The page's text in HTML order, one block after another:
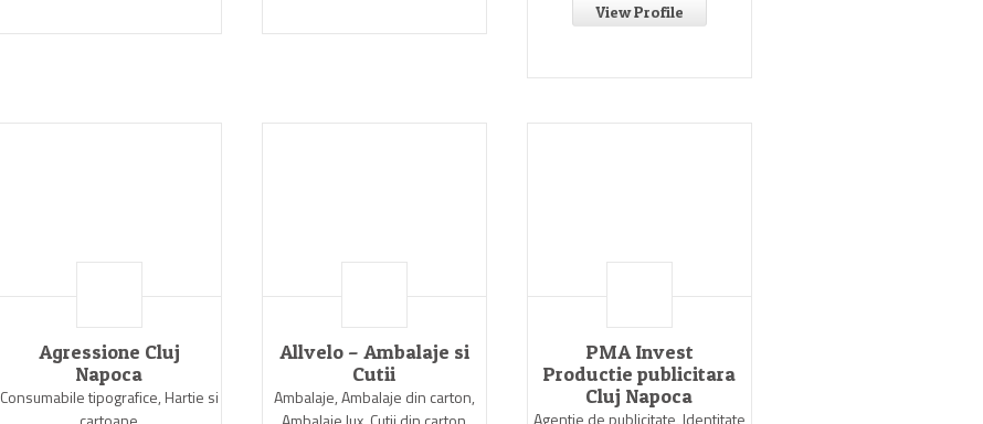
View Profile
Agressione Cluj
Napoca
Consumabile tipografice, Hartie si
Allvelo – Ambalaje si
Cutii
Ambalaje, Ambalaje din carton,
PMA Invest
Productie publicitara
Cluj Napoca
Agentie de publicitate, Identitate